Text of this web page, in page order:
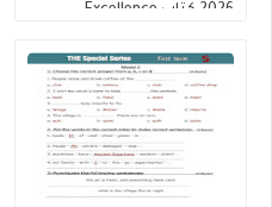
2026 كتاب Excellence